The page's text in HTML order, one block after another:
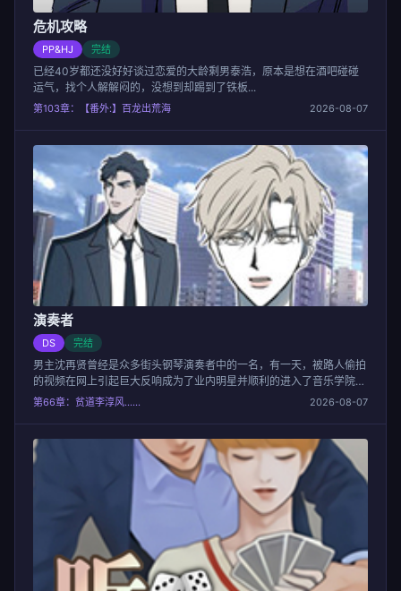
危机攻略
PP&HJ 完结
已经40岁都还没好好谈过恋爱的大龄剩男泰浩，原本是想在酒吧碰碰
运气，找个人解解闷的，没想到却踢到了铁板...
第103章：【番外:】百龙出荒海 2026-08-07
演奏者
DS 完结
男主沈再贤曾经是众多街头钢琴演奏者中的一名，有一天，被路人偷拍
的视频在网上引起巨大反响成为了业内明星并顺利的进入了音乐学院学
习。在学院学习期间结识了教授的儿子姜旭镇，俩人从相互讨厌到互相
第66章：贫道李淳风…… 2026-08-07